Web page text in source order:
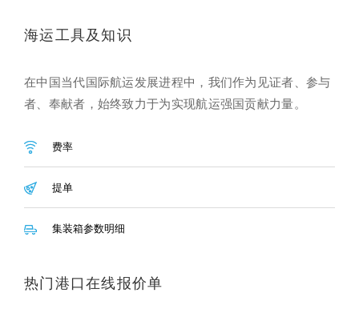
海运工具及知识
在中国当代国际航运发展进程中，我们作为见证者、参与
者、奉献者，始终致力于为实现航运强国贡献力量。
费率
提单
集装箱参数明细
热门港口在线报价单